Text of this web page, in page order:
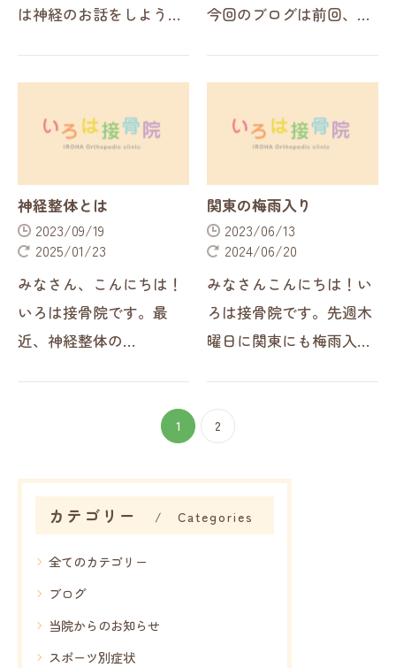
は神経のお話をしようと
す。栃木宇都宮神経整体
交通事故シナプスとはニ
ューロン同士を…
今回のブログは前回、お
都宮接骨院宇都宮栃木み
なさんは「神経」と聞く
とどんなこと…
神経整体とは
2023/09/19
2025/01/23
みなさん、こんにちは！
いろは接骨院です。最
近、神経整体の
神経整体ってどんなのな
すか？といったお問合せ
をいただき当院にご来院
し…
関東の梅雨入り
2023/06/13
2024/06/20
みなさんこんにちは！い
ろは接骨院です。先週木
曜日に関東にも梅雨入り
したね。少し前にも梅雨
てブログを上げさせても
らいましたが…
1 2
カテゴリー Categories
全てのカテゴリー
ブログ
当院からのお知らせ
スポーツ別症状